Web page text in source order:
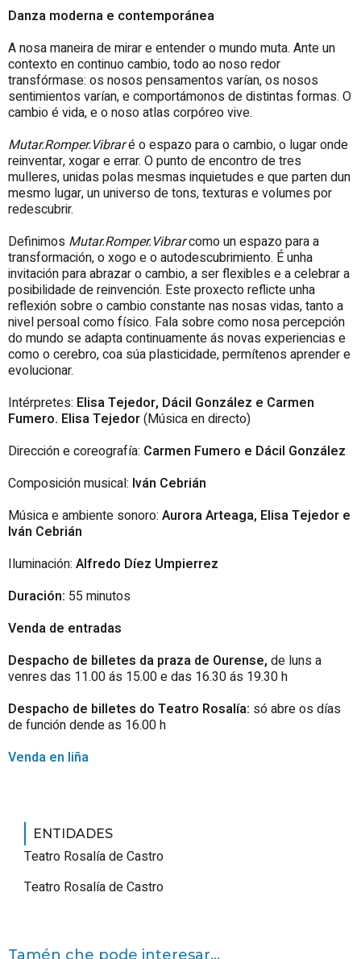
Danza moderna e contemporánea
A nosa maneira de mirar e entender o mundo muta. Ante un
contexto en continuo cambio, todo ao noso redor
transfórmase: os nosos pensamentos varían, os nosos
sentimientos varían, e comportámonos de distintas formas. O
cambio é vida, e o noso atlas corpóreo vive.
Mutar.Romper.Vibraré o espazo para o cambio, o lugar onde
reinventar, xogar e errar. O punto de encontro de tres
mulleres, unidas polas mesmas inquietudes e que parten dun
mesmo lugar, un universo de tons, texturas e volumes por
redescubrir.
Definimos Mutar.Romper.Vibrarcomo un espazo para a
transformación, o xogo e o autodescubrimiento. É unha
invitación para abrazar o cambio, a ser flexibles e a celebrar a
posibilidade de reinvención. Este proxecto reflicte unha
reflexión sobre o cambio constante nas nosas vidas, tanto a
nivel persoal como físico. Fala sobre como nosa percepción
do mundo se adapta continuamente ás novas experiencias e
como o cerebro, coa súa plasticidade, permítenos aprender e
evolucionar.
Intérpretes: Elisa Tejedor, Dácil González e Carmen
Fumero. Elisa Tejedor(Música en directo)
Dirección e coreografía: Carmen Fumero e Dácil González
Composición musical: Iván Cebrián
Música e ambiente sonoro: Aurora Arteaga, Elisa Tejedor e
Iván Cebrián
Iluminación: Alfredo Díez Umpierrez
Duración: 55 minutos
Venda de entradas
Despacho de billetes da praza de Ourense, de luns a
venres das 11.00 ás 15.00 e das 16.30 ás 19.30 h
Despacho de billetes do Teatro Rosalía: só abre os días
de función dende as 16.00 h
Venda en liña
ENTIDADES
Teatro Rosalía de Castro
Teatro Rosalía de Castro
Tamén che pode interesar...